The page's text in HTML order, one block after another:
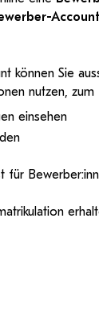
können Sie
nutzen, zum
einsehen
für
und
Qualität.
PH
Campus